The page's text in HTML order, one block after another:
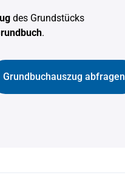
des Grundstücks
.
Grundbuchauszug abfragen